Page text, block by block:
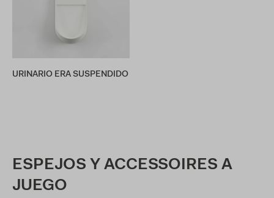
URINARIO ERA SUSPENDIDO
ESPEJOS Y ACCESSOIRES A
JUEGO